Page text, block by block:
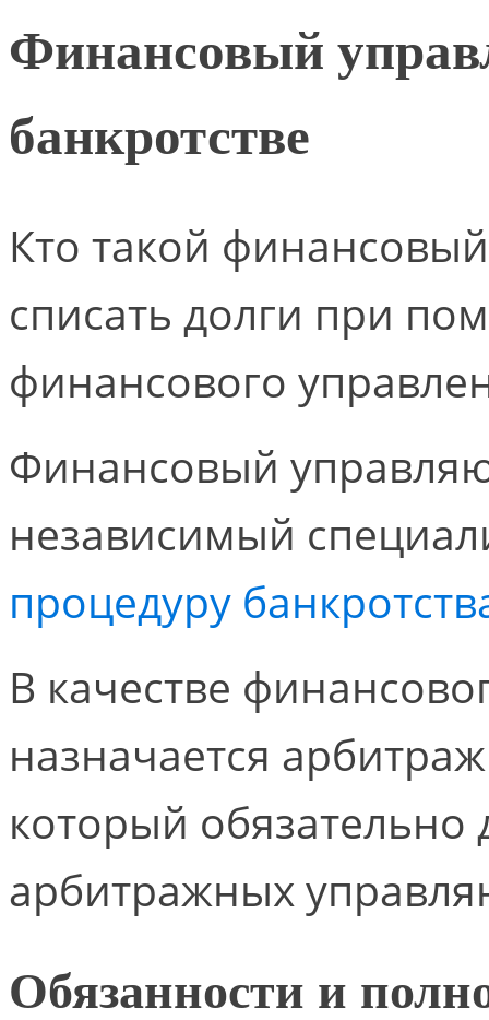
Финансовый
банкротстве
Кто такой
списать долги при
финансового
Финансовый
независимый
процедуру
В качестве
назначается
который обязательно
арбитражных
Обязанности и